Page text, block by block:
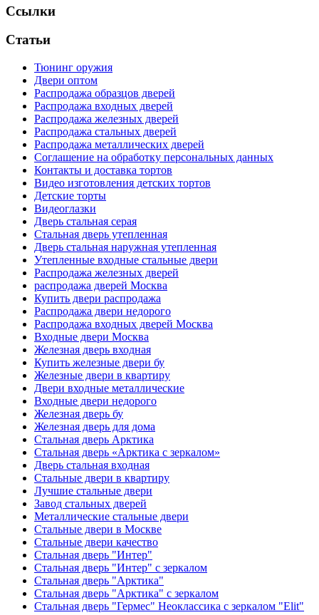
Ссылки
Статьи
Тюнинг оружия
Двери оптом
Распродажа образцов дверей
Распродажа входных дверей
Распродажа железных дверей
Распродажа стальных дверей
Распродажа металлических дверей
Соглашение на обработку персональных данных
Контакты и доставка тортов
Видео изготовления детских тортов
Детские торты
Видеоглазки
Дверь стальная серая
Стальная дверь утепленная
Дверь стальная наружная утепленная
Утепленные входные стальные двери
Распродажа железных дверей
распродажа дверей Москва
Купить двери распродажа
Распродажа двери недорого
Распродажа входных дверей Москва
Входные двери Москва
Железная дверь входная
Купить железные двери бу
Железные двери в квартиру
Двери входные металлические
Входные двери недорого
Железная дверь бу
Железная дверь для дома
Стальная дверь Арктика
Стальная дверь «Арктика с зеркалом»
Дверь стальная входная
Стальные двери в квартиру
Лучшие стальные двери
Завод стальных дверей
Металлические стальные двери
Стальные двери в Москве
Стальные двери качество
Стальная дверь "Интер"
Стальная дверь "Интер" с зеркалом
Стальная дверь "Арктика"
Стальная дверь "Арктика" с зеркалом
Стальная дверь "Гермес" Неоклассика с зеркалом "Elit"